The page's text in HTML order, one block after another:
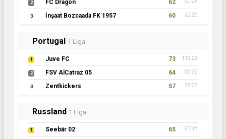
2 FC Dragon 62 90:28
3 İnşaat Bozcaada FK 1957 60 92:36
Portugal 1.Liga
1 Juve FC 73 112:23
2 FSV AlCatraz 05 64 96:32
3 Zentkickers 57 78:37
Russland 1.Liga
1 Seebär 02 65 87:16